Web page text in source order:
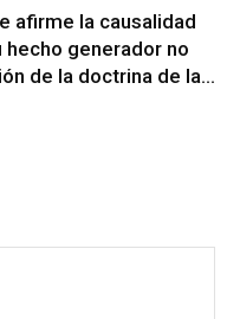
afirme la causalidad
hecho generador no
de la doctrina de la...